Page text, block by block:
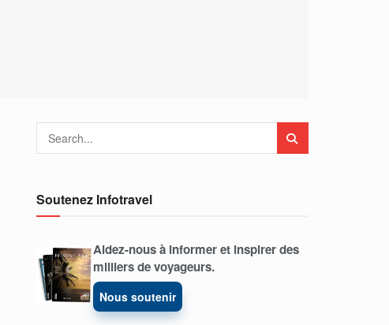
Soutenez Infotravel
Aidez-nous à informer et inspirer des
milliers de voyageurs.
Nous soutenir